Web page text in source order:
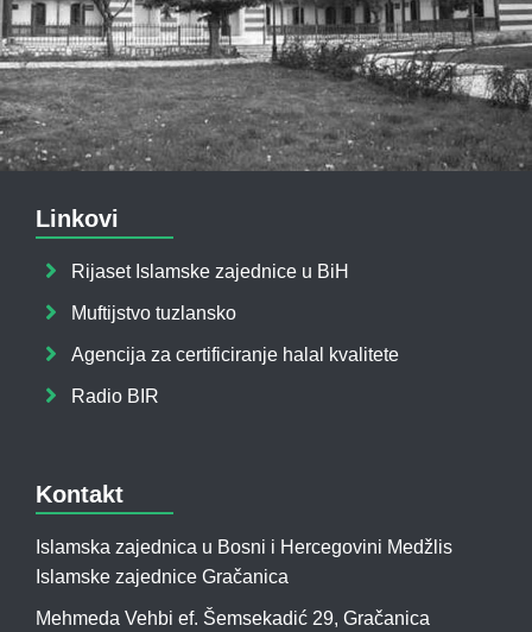
Linkovi
Rijaset Islamske zajednice u BiH
Muftijstvo tuzlansko
Agencija za certificiranje halal kvalitete
Radio BIR
Kontakt
Islamska zajednica u Bosni i Hercegovini Medžlis
Islamske zajednice Gračanica
Mehmeda Vehbi ef. Šemsekadić 29, Gračanica